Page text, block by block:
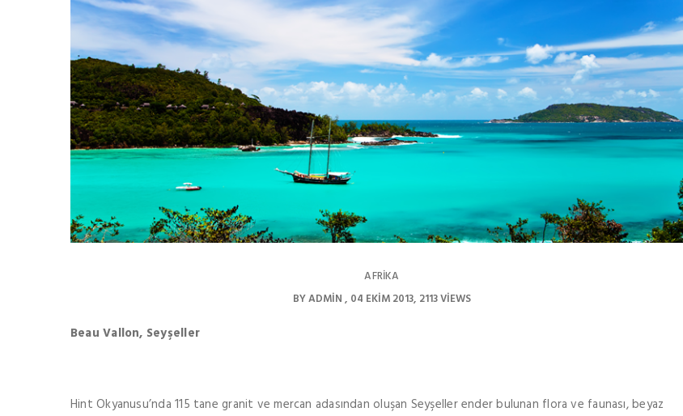
AFRIKA
BYADMIN 04 EKIM 2013 2113 VIEWS
Beau Vallon, Seyşeller
Hint Okyanusu’nda 115 tane granit ve mercan adasından oluşan Seyşeller ender bulunan flora ve faunası, beyaz